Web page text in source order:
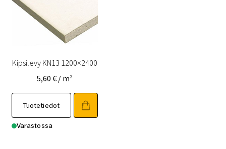
Kipsilevy KN13 1200×2400
5,60 € / m²
Tuotetiedot
Varastossa